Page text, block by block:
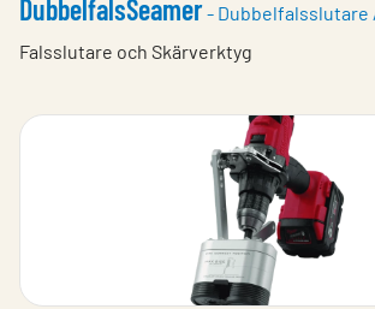
DubbelfalsSeamer- Dubbelfalsslutare
Falsslutare och Skärverktyg